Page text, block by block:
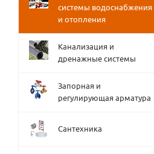
системы водоснабжения
и отопления
Канализация и
дренажные системы
Запорная и
регулирующая арматура
Сантехника